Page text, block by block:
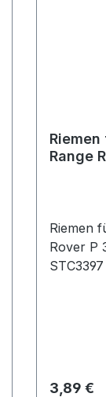
Riemen
Range
Riemen
Rover P
STC3397
3,89 €